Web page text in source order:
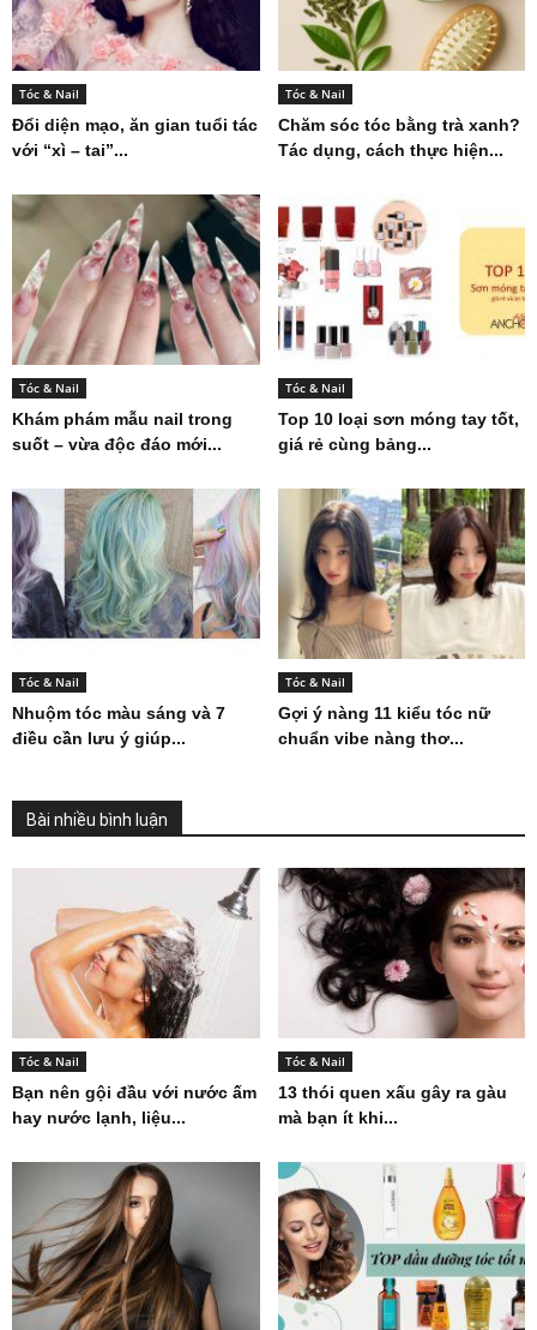
Tóc & Nail
Đổi diện mạo, ăn gian tuổi tác
với “xì – tai”...
Tóc & Nail
Chăm sóc tóc bằng trà xanh?
Tác dụng, cách thực hiện...
Tóc & Nail
Khám phám mẫu nail trong
suốt – vừa độc đáo mới...
Tóc & Nail
Top 10 loại sơn móng tay tốt,
giá rẻ cùng bảng...
Tóc & Nail
Nhuộm tóc màu sáng và 7
điều cần lưu ý giúp...
Tóc & Nail
Gợi ý nàng 11 kiểu tóc nữ
chuẩn vibe nàng thơ...
Bài nhiều bình luận
Tóc & Nail
Bạn nên gội đầu với nước ấm
hay nước lạnh, liệu...
Tóc & Nail
13 thói quen xấu gây ra gàu
mà bạn ít khi...